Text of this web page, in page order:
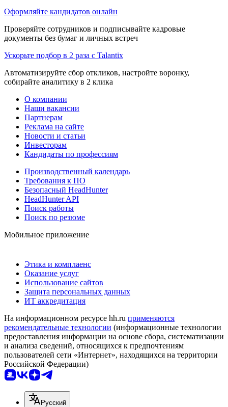
Оформляйте кандидатов онлайн
Проверяйте сотрудников и подписывайте кадровые
документы без бумаг и личных встреч
Ускорьте подбор в 2 раза с Talantix
Автоматизируйте сбор откликов, настройте воронку,
собирайте аналитику в 2 клика
О компании
Наши вакансии
Партнерам
Реклама на сайте
Новости и статьи
Инвесторам
Кандидаты по профессиям
Производственный календарь
Требования к ПО
Безопасный HeadHunter
HeadHunter API
Поиск работы
Поиск по резюме
Мобильное приложение
Этика и комплаенс
Оказание услуг
Использование сайтов
Защита персональных данных
ИТ аккредитация
На информационном ресурсе hh.ru применяются
рекомендательные технологии (информационные технологии
предоставления информации на основе сбора, систематизации
и анализа сведений, относящихся к предпочтениям
пользователей сети «Интернет», находящихся на территории
Российской Федерации)
Русский